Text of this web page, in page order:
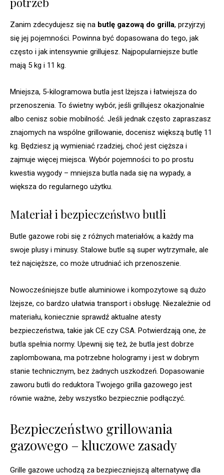
Zanim zdecydujesz się na butlę gazową do grilla, przyjrzyj
się jej pojemności. Powinna być dopasowana do tego, jak
często i jak intensywnie grillujesz. Najpopularniejsze butle
mają 5 kg i 11 kg.
Mniejsza, 5-kilogramowa butla jest lżejsza i łatwiejsza do
przenoszenia. To świetny wybór, jeśli grillujesz okazjonalnie
albo cenisz sobie mobilność. Jeśli jednak często zapraszasz
znajomych na wspólne grillowanie, docenisz większą butlę 11
kg. Będziesz ją wymieniać rzadziej, choć jest cięższa i
zajmuje więcej miejsca. Wybór pojemności to po prostu
kwestia wygody – mniejsza butla nada się na wypady, a
większa do regularnego użytku.
Materiał i bezpieczeństwo butli
Butle gazowe robi się z różnych materiałów, a każdy ma
swoje plusy i minusy. Stalowe butle są super wytrzymałe, ale
też najcięższe, co może utrudniać ich przenoszenie.
Nowocześniejsze butle aluminiowe i kompozytowe są dużo
lżejsze, co bardzo ułatwia transport i obsługę. Niezależnie od
materiału, koniecznie sprawdź aktualne atesty
bezpieczeństwa, takie jak CE czy CSA. Potwierdzają one, że
butla spełnia normy. Upewnij się też, że butla jest dobrze
zaplombowana, ma potrzebne hologramy i jest w dobrym
stanie technicznym, bez żadnych uszkodzeń. Dopasowanie
zaworu butli do reduktora Twojego grilla gazowego jest
równie ważne, żeby wszystko bezpiecznie podłączyć.
Bezpieczeństwo grillowania
gazowego – kluczowe zasady
Grille gazowe uchodzą za bezpieczniejszą alternatywę dla